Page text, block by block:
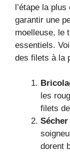
l’étape la
garantir une
moelleuse, le
essentiels.
des filets à la
les
filets
dorent